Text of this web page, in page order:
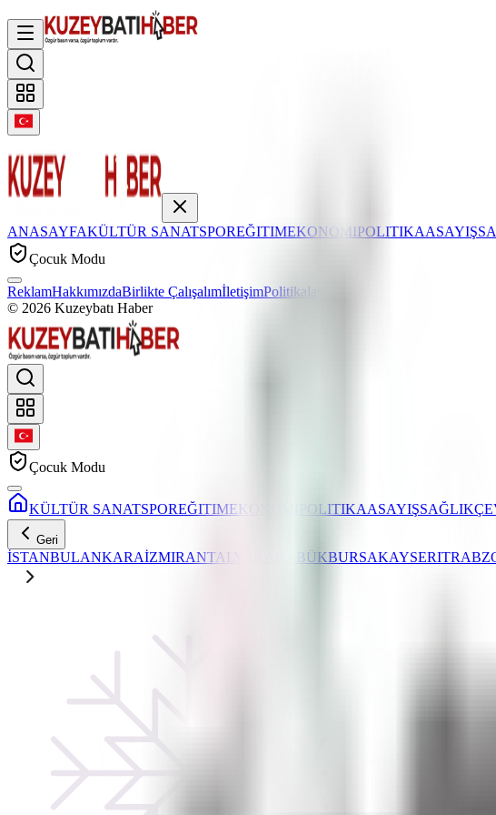
ANASAYFAKÜLTÜR SANATSPOREĞITIMEKONOMIPOLITIKAASAYIŞ
Çocuk Modu
ReklamHakkımızdaBirlikte ÇalışalımİletişimPolitikalar
© 2026 Kuzeybatı Haber
Çocuk Modu
KÜLTÜR SANATSPOREĞITIMEKONOMI POLITIKAASAYIŞSAĞLIK
Geri
İSTANBULANKARAİZMIRANTALYA KARABÜKBURSAKAYSERI